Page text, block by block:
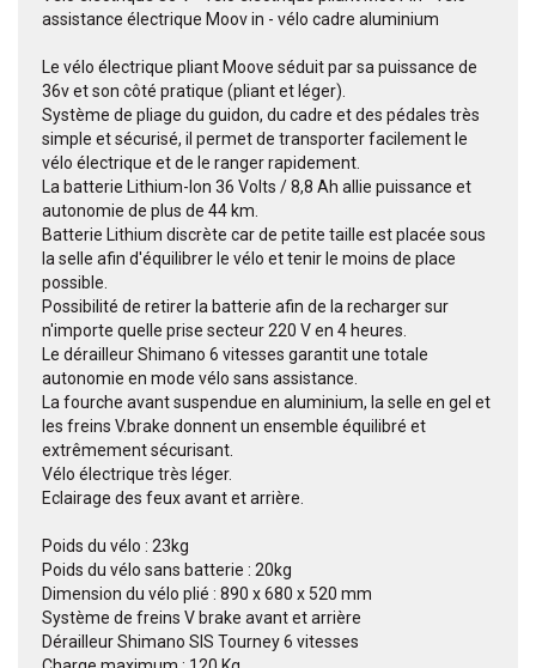
assistance électrique Moov in - vélo cadre aluminium
Le vélo électrique pliant Moove séduit par sa puissance de
36v et son côté pratique (pliant et léger).
Système de pliage du guidon, du cadre et des pédales très
simple et sécurisé, il permet de transporter facilement le
vélo électrique et de le ranger rapidement.
La batterie Lithium-Ion 36 Volts / 8,8 Ah allie puissance et
autonomie de plus de 44 km.
Batterie Lithium discrète car de petite taille est placée sous
la selle afin d'équilibrer le vélo et tenir le moins de place
possible.
Possibilité de retirer la batterie afin de la recharger sur
n'importe quelle prise secteur 220 V en 4 heures.
Le dérailleur Shimano 6 vitesses garantit une totale
autonomie en mode vélo sans assistance.
La fourche avant suspendue en aluminium, la selle en gel et
les freins V.brake donnent un ensemble équilibré et
extrêmement sécurisant.
Vélo électrique très léger.
Eclairage des feux avant et arrière.
Poids du vélo : 23kg
Poids du vélo sans batterie : 20kg
Dimension du vélo plié : 890 x 680 x 520 mm
Système de freins V brake avant et arrière
Dérailleur Shimano SIS Tourney 6 vitesses